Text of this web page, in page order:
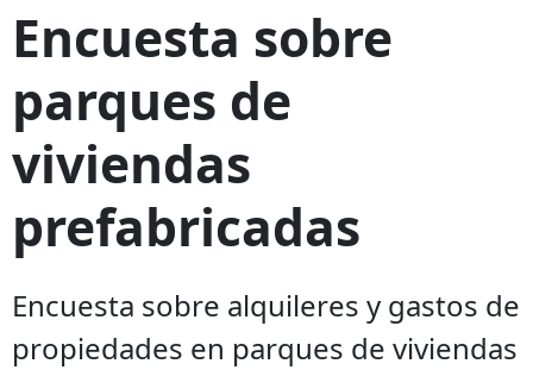
Encuesta sobre
parques de
viviendas
prefabricadas
Encuesta sobre alquileres y gastos de
propiedades en parques de viviendas